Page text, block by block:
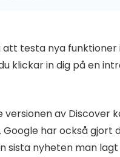
testa nya funktioner
klickar in dig på en
av Discover
Google har också
sista nyheten man